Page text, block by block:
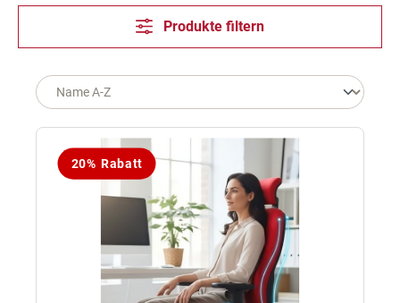
Produkte filtern
20% Rabatt